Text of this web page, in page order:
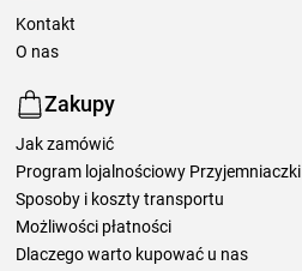
Kontakt
O nas
Zakupy
Jak zamówić
Program lojalnościowy Przyjemniaczki
Sposoby i koszty transportu
Możliwości płatności
Dlaczego warto kupować u nas